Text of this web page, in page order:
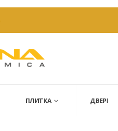
ПЛИТКА ДВЕРІ